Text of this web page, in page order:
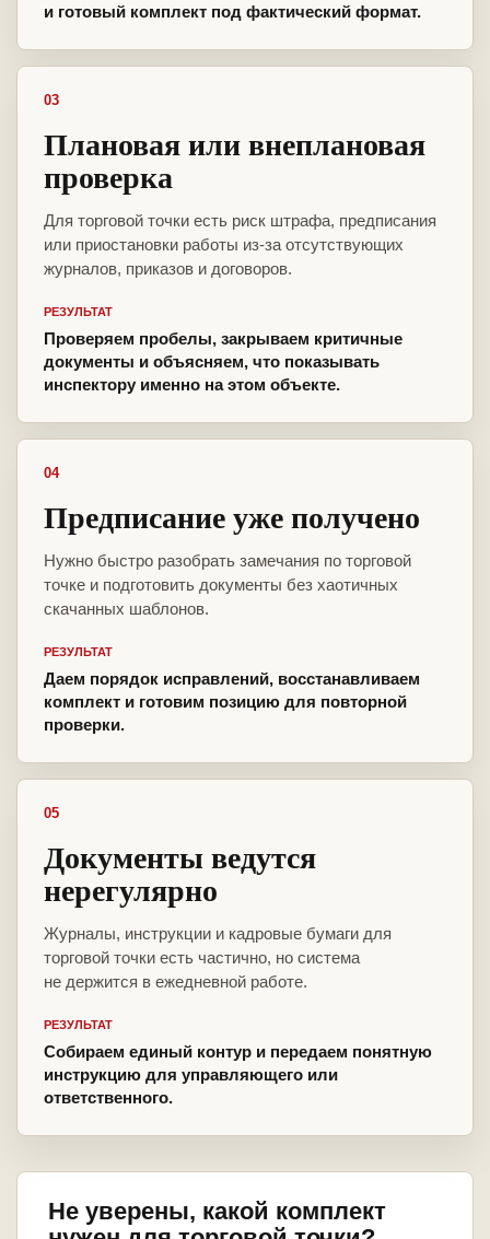
и готовый комплект под фактический формат.
03
Плановая или внеплановая
проверка
Для торговой точки есть риск штрафа, предписания
или приостановки работы из-за отсутствующих
журналов, приказов и договоров.
РЕЗУЛЬТАТ
Проверяем пробелы, закрываем критичные
документы и объясняем, что показывать
инспектору именно на этом объекте.
04
Предписание уже получено
Нужно быстро разобрать замечания по торговой
точке и подготовить документы без хаотичных
скачанных шаблонов.
РЕЗУЛЬТАТ
Даем порядок исправлений, восстанавливаем
комплект и готовим позицию для повторной
проверки.
05
Документы ведутся
нерегулярно
Журналы, инструкции и кадровые бумаги для
торговой точки есть частично, но система
не держится в ежедневной работе.
РЕЗУЛЬТАТ
Собираем единый контур и передаем понятную
инструкцию для управляющего или
ответственного.
Не уверены, какой комплект